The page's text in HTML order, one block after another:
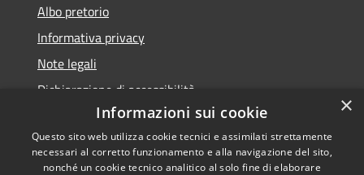
Albo pretorio
Informativa privacy
Note legali
Dichiarazione di accessibilità
×
Informazioni sui cookie
Questo sito web utilizza cookie tecnici e assimilati strettamente
necessari al corretto funzionamento e alla navigazione del sito,
nonché un cookie tecnico analitico al solo fine di elaborare